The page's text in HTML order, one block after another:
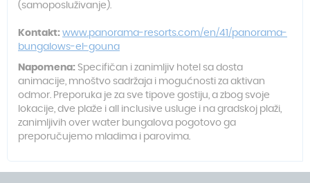
(samoposluživanje).
Kontakt: www.panorama-resorts.com/en/41/panorama-
bungalows-el-gouna
Napomena: Specifičan i zanimljiv hotel sa dosta
animacije, mnoštvo sadržaja i mogućnosti za aktivan
odmor. Preporuka je za sve tipove gostiju, a zbog svoje
lokacije, dve plaže i all inclusive usluge i na gradskoj plaži,
zanimljivih over water bungalova pogotovo ga
preporučujemo mladima i parovima.